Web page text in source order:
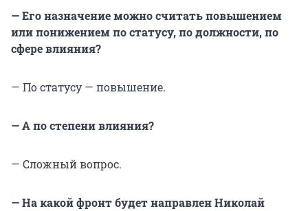
— Его назначение можно считать повышением
или понижением по статусу, по должности, по
сфере влияния?
— По статусу — повышение.
— А по степени влияния?
— Сложный вопрос.
— На какой фронт будет направлен Николай